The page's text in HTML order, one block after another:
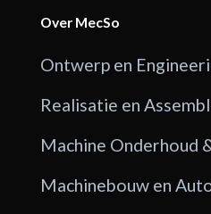
Over MecSo
Ontwerp en
Realisatie en
Machine Onderhoud
Machinebouw en